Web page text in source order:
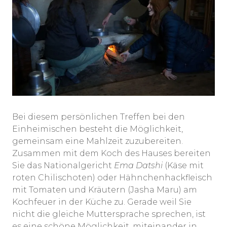
Bei diesem persönlichen Treffen bei den
Einheimischen besteht die Möglichkeit,
gemeinsam eine Mahlzeit zuzubereiten.
Zusammen mit dem Koch des Hauses bereiten
Sie das Nationalgericht Ema Datshi (Käse mit
roten Chilischoten) oder Hähnchenhackfleisch
mit Tomaten und Kräutern (Jasha Maru) am
Kochfeuer in der Küche zu. Gerade weil Sie
nicht die gleiche Muttersprache sprechen, ist